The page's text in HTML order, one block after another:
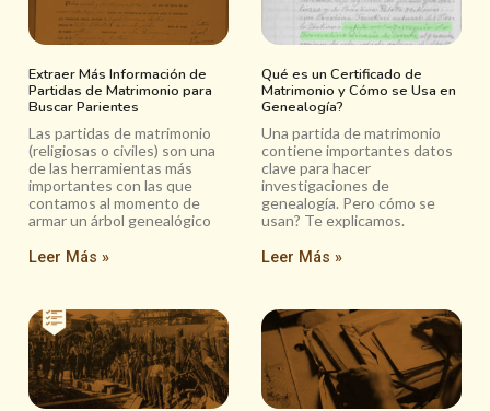
Extraer Más Información de
Partidas de Matrimonio para
Buscar Parientes
Las partidas de matrimonio
(religiosas o civiles) son una
de las herramientas más
importantes con las que
contamos al momento de
armar un árbol genealógico
Leer Más »
Qué es un Certificado de
Matrimonio y Cómo se Usa en
Genealogía?
Una partida de matrimonio
contiene importantes datos
clave para hacer
investigaciones de
genealogía. Pero cómo se
usan? Te explicamos.
Leer Más »